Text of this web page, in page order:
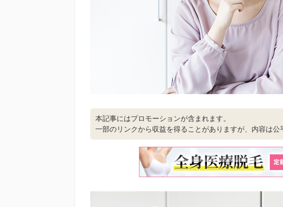
本記事にはプロモーションが含まれます。
一部のリンクから収益を得ることがありますが、内容は公